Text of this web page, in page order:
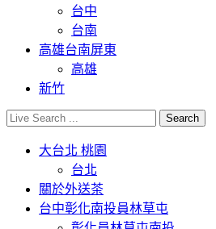
台中
台南
高雄台南屏東
高雄
新竹
大台北 桃園
台北
關於外送茶
台中彰化南投員林草屯